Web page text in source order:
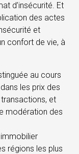
d’insécurité. Et
des actes
et
confort de vie, à
au cours
les prix des
et
modération des
régions les plus